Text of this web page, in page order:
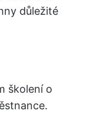
důležité
školení o